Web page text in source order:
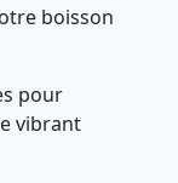
boisson
pour
vibrant